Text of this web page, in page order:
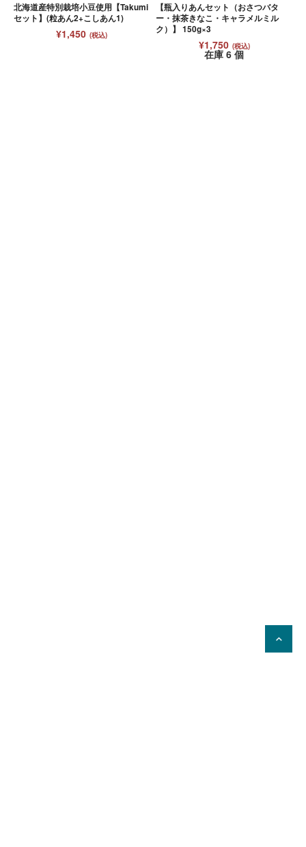
北海道産特別栽培小豆使用【Takumi
セット】(粒あん2+こしあん1)
¥1,450 (税込)
【瓶入りあんセット（おさつバタ
ー・抹茶きなこ・キャラメルミル
ク）】 150g×3
¥1,750 (税込)
在庫 6 個